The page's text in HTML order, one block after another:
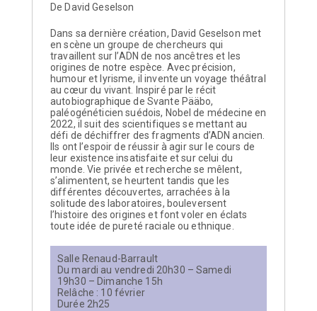
De David Geselson
Dans sa dernière création, David Geselson met
en scène un groupe de chercheurs qui
travaillent sur l’ADN de nos ancêtres et les
origines de notre espèce. Avec précision,
humour et lyrisme, il invente un voyage théâtral
au cœur du vivant. Inspiré par le récit
autobiographique de Svante Pääbo,
paléogénéticien suédois, Nobel de médecine en
2022, il suit des scientifiques se mettant au
défi de déchiffrer des fragments d’ADN ancien.
Ils ont l’espoir de réussir à agir sur le cours de
leur existence insatisfaite et sur celui du
monde. Vie privée et recherche se mêlent,
s’alimentent, se heurtent tandis que les
différentes découvertes, arrachées à la
solitude des laboratoires, bouleversent
l’histoire des origines et font voler en éclats
toute idée de pureté raciale ou ethnique.
Salle Renaud-Barrault
Du mardi au vendredi 20h30 – Samedi
19h30 – Dimanche 15h
Relâche : 10 février
Durée 2h25